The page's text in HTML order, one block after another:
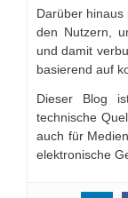
Darüber
den Nutzern,
und damit
basierend auf
Dieser Blog
technische
auch für
elektronische